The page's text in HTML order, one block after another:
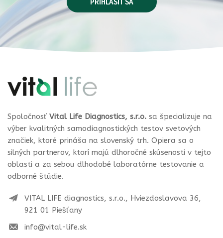
Spoločnosť Vital Life Diagnostics, s.r.o. sa špecializuje na
výber kvalitných samodiagnostických testov svetových
značiek, ktoré prináša na slovenský trh. Opiera sa o
silných partnerov, ktorí majú dlhoročné skúsenosti v tejto
oblasti a za sebou dlhodobé laboratórne testovanie a
odborné štúdie.
VITAL LIFE diagnostics, s.r.o., Hviezdoslavova 36,
921 01 Piešťany
info@vital-life.sk